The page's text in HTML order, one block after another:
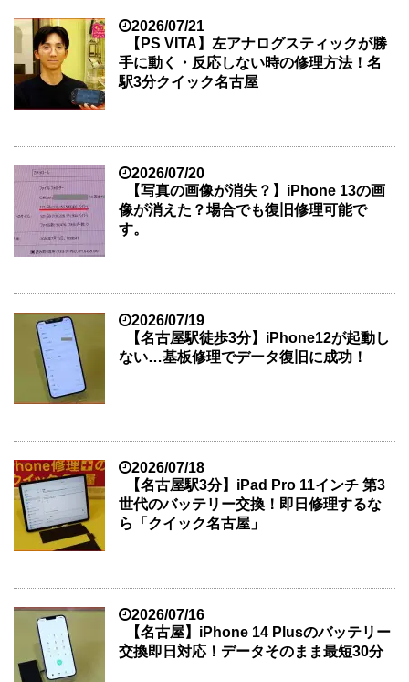
2026/07/21
【PS VITA】左アナログスティックが勝
手に動く・反応しない時の修理方法！名
駅3分クイック名古屋
2026/07/20
【写真の画像が消失？】iPhone 13の画
像が消えた？場合でも復旧修理可能で
す。
2026/07/19
【名古屋駅徒歩3分】iPhone12が起動し
ない…基板修理でデータ復旧に成功！
2026/07/18
【名古屋駅3分】iPad Pro 11インチ 第3
世代のバッテリー交換！即日修理するな
ら「クイック名古屋」
2026/07/16
【名古屋】iPhone 14 Plusのバッテリー
交換即日対応！データそのまま最短30分